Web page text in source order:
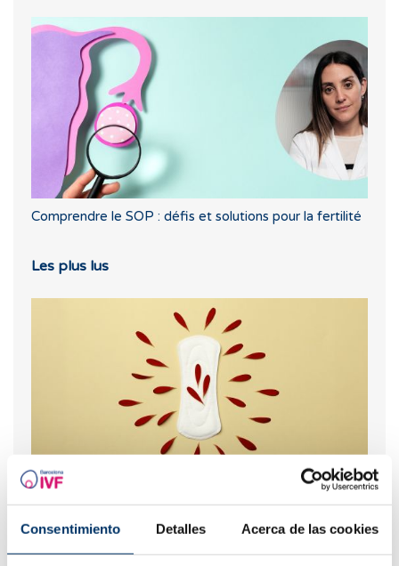
Consentimiento Detalles Acerca de las cookies
Comprendre le SOP : défis et solutions pour la fertilité
Les plus lus